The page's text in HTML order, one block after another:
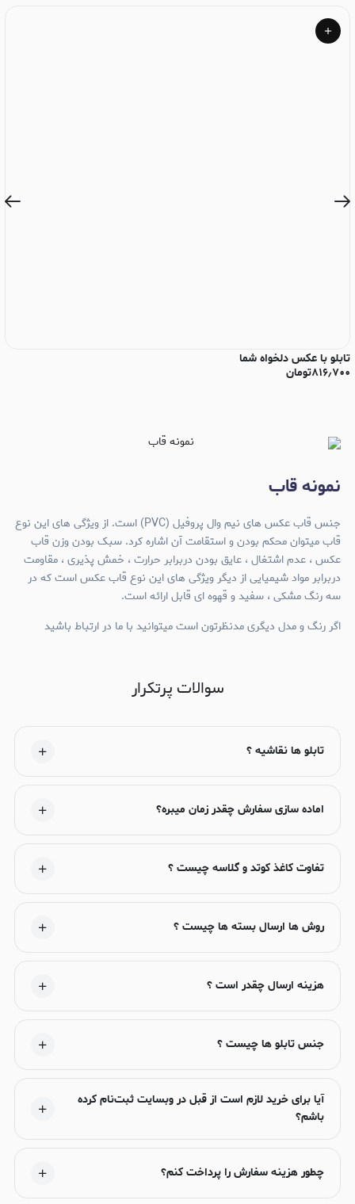
تابلو با عکس دلخواه شما
۸۱۶٫۷۰۰تومان
نمونه قاب
جنس قاب عکس های نیم وال پروفیل (PVC) است. از ویژگی های این نوع
قاب میتوان محکم بودن و استقامت آن اشاره کرد. سبک بودن وزن قاب
عکس ، عدم اشتغال ، عایق بودن دربرابر حرارت ، خمش پذیری ، مقاومت
دربرابر مواد شیمیایی از دیگر ویژگی های این نوع قاب عکس است که در
سه رنگ مشکی ، سفید و قهوه ای قابل ارائه است.
اگر رنگ و مدل دیگری مدنظرتون است میتوانید با ما در ارتباط باشید
سوالات پرتکرار
تابلو ها نقاشیه ؟
اماده سازی سفارش چقدر زمان میبره؟
تفاوت کاغذ کوتد و گلاسه چیست ؟
روش ها ارسال بسته ها چیست ؟
هزینه ارسال چقدر است ؟
جنس تابلو ها چیست ؟
آیا برای خرید لازم است از قبل در وبسایت ثبت‌نام کرده
باشم؟
چطور هزینه سفارش را پرداخت کنم؟